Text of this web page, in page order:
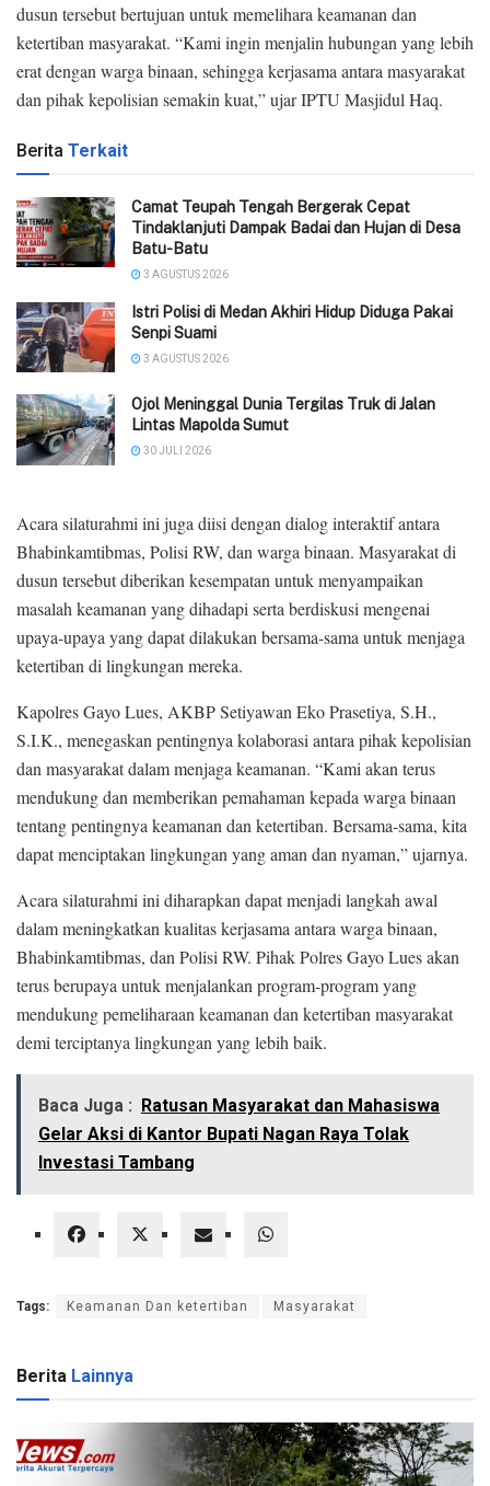
dusun tersebut bertujuan untuk memelihara keamanan dan
ketertiban masyarakat. “Kami ingin menjalin hubungan yang lebih
erat dengan warga binaan, sehingga kerjasama antara masyarakat
dan pihak kepolisian semakin kuat,” ujar IPTU Masjidul Haq.
Berita Terkait
Camat Teupah Tengah Bergerak Cepat
Tindaklanjuti Dampak Badai dan Hujan di Desa
Batu-Batu
3 AGUSTUS 2026
‎Istri Polisi di Medan Akhiri Hidup Diduga Pakai
Senpi Suami
3 AGUSTUS 2026
Ojol Meninggal Dunia Tergilas Truk di Jalan
Lintas Mapolda Sumut
30 JULI 2026
Acara silaturahmi ini juga diisi dengan dialog interaktif antara
Bhabinkamtibmas, Polisi RW, dan warga binaan. Masyarakat di
dusun tersebut diberikan kesempatan untuk menyampaikan
masalah keamanan yang dihadapi serta berdiskusi mengenai
upaya-upaya yang dapat dilakukan bersama-sama untuk menjaga
ketertiban di lingkungan mereka.
Kapolres Gayo Lues, AKBP Setiyawan Eko Prasetiya, S.H.,
S.I.K., menegaskan pentingnya kolaborasi antara pihak kepolisian
dan masyarakat dalam menjaga keamanan. “Kami akan terus
mendukung dan memberikan pemahaman kepada warga binaan
tentang pentingnya keamanan dan ketertiban. Bersama-sama, kita
dapat menciptakan lingkungan yang aman dan nyaman,” ujarnya.
Acara silaturahmi ini diharapkan dapat menjadi langkah awal
dalam meningkatkan kualitas kerjasama antara warga binaan,
Bhabinkamtibmas, dan Polisi RW. Pihak Polres Gayo Lues akan
terus berupaya untuk menjalankan program-program yang
mendukung pemeliharaan keamanan dan ketertiban masyarakat
demi terciptanya lingkungan yang lebih baik.
Baca Juga : Ratusan Masyarakat dan Mahasiswa
Gelar Aksi di Kantor Bupati Nagan Raya Tolak
Investasi Tambang
Tags: Keamanan Dan ketertiban Masyarakat
Berita Lainnya